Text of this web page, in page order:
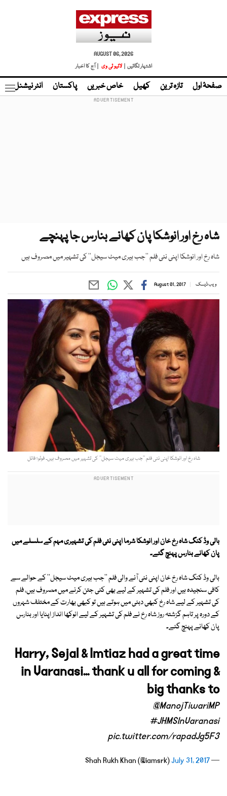
AUGUST 06, 2026
اشتہار لگائیں |
لائیو ٹی وی | آج کا اخبار
صفحۂ اول تازہ ترین کھیل خاص خبریں پاکستان انٹر نیشنل
شاہ رخ اور انوشکا پان کھانے بنارس جا پہنچے
شاہ رخ اور انوشکا اپنی نئی فلم ’’جب ہیری میٹ سیجل‘‘ کی تشہیر میں مصروف ہیں
ویب ڈیسک August 01, 2017
شاہ رخ اور انوشکا اپنی نئی فلم ’’جب ہیری میٹ سیجل‘‘ کی تشہیر میں مصروف ہیں۔ فوٹو؛ فائل
بالی وڈ کنگ شاہ رخ خان اور انوشکا شرما اپنی نئی فلم کی تشہیری مہم کے سلسلے میں
پان کھانے بنارس پہنچ گئے۔
بالی وڈ کنگ شاہ رخ خان اپنی نئی آنے والی فلم ''جب ہیری میٹ سیجل'' کے حوالے سے
کافی سنجیدہ ہیں اور فلم کی تشہیر کے لیے بھی کئی جتن کرنے میں مصروف ہیں، فلم
کی تشہیر کے لیے شاہ رخ کبھی دبئی میں ہوتے ہیں تو کبھی بھارت کے مختلف شہروں
کے دورہ پر تاہم گزشتہ روز شاہ رخ نے فلم کی تشہیر کے لیے انوکھا انداز اپنایا اور بنارس
پان کھانے پہنچ گئے۔
Harry, Sejal & Imtiaz had a great time
in Varanasi... thank u all for coming &
big thanks to
@ManojTiwariMP
#JHMSInVaranasi
pic.twitter.com/rapadJg5F3
— Shah Rukh Khan (@iamsrk)
July 31, 2017